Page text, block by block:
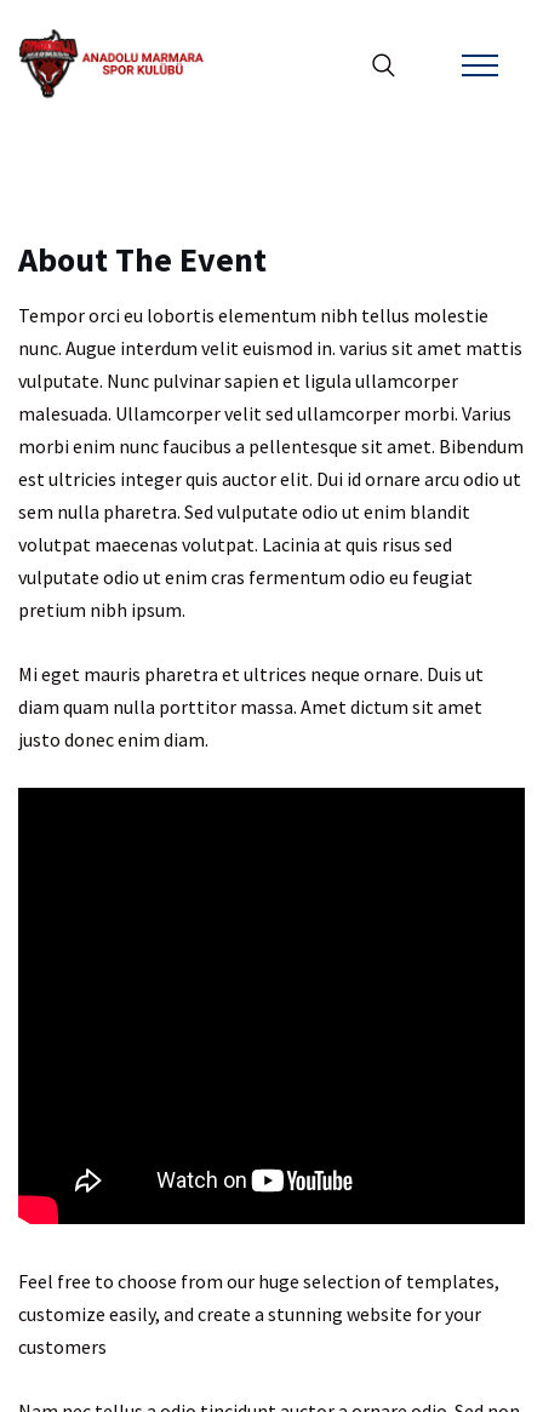
About The Event
Tempor orci eu lobortis elementum nibh tellus molestie
nunc. Augue interdum velit euismod in. varius sit amet mattis
vulputate. Nunc pulvinar sapien et ligula ullamcorper
malesuada. Ullamcorper velit sed ullamcorper morbi. Varius
morbi enim nunc faucibus a pellentesque sit amet. Bibendum
est ultricies integer quis auctor elit. Dui id ornare arcu odio ut
sem nulla pharetra. Sed vulputate odio ut enim blandit
volutpat maecenas volutpat. Lacinia at quis risus sed
vulputate odio ut enim cras fermentum odio eu feugiat
pretium nibh ipsum.
Mi eget mauris pharetra et ultrices neque ornare. Duis ut
diam quam nulla porttitor massa. Amet dictum sit amet
justo donec enim diam.
Feel free to choose from our huge selection of templates,
customize easily, and create a stunning website for your
customers